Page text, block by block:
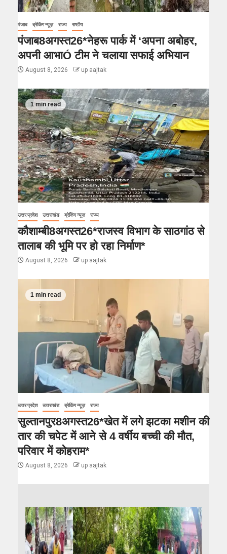
पंजाब ब्रेकिंग न्यूज़ राज्य राष्टीय
पंजाब8अगस्त26*नेहरू पार्क में ‘अपना अबोहर,
अपनी आभाÓ टीम ने चलाया सफाई अभियान
August 8, 2026 up aajtak
1 min read
उत्तर प्रदेश उत्तराखंड ब्रेकिंग न्यूज़ राज्य
कौशाम्बी8अगस्त26*राजस्व विभाग के साठगांठ से
तालाब की भूमि पर हो रहा निर्माण*
August 8, 2026 up aajtak
1 min read
उत्तर प्रदेश उत्तराखंड ब्रेकिंग न्यूज़ राज्य
सुल्तानपुर8अगस्त26*खेत में लगे झटका मशीन की
तार की चपेट में आने से 4 वर्षीय बच्ची की मौत,
परिवार में कोहराम*
August 8, 2026 up aajtak